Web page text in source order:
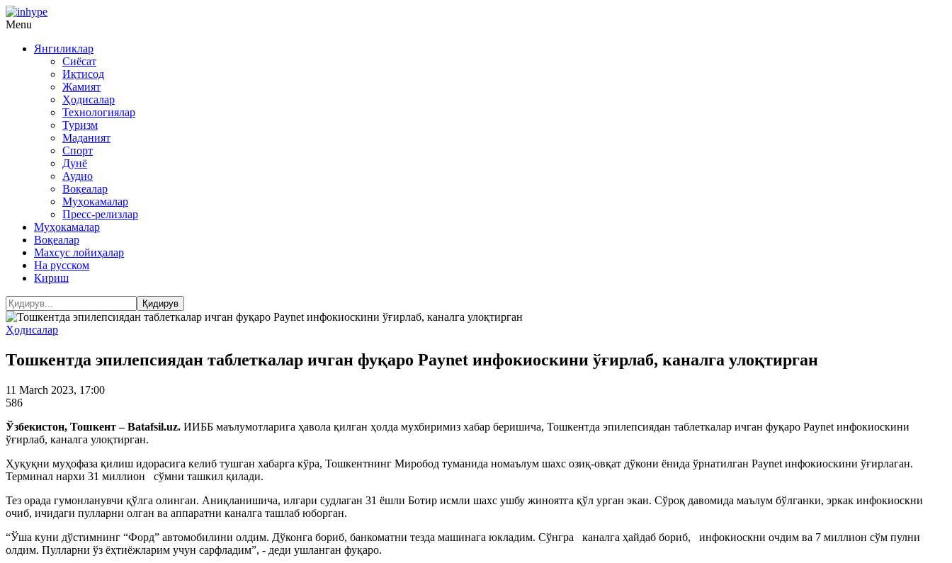
Menu
Янгиликлар
Сиёсат
Иқтисод
Жамият
Ҳодисалар
Технологиялар
Туризм
Маданият
Спорт
Дунё
Аудио
Воқеалар
Муҳокамалар
Пресс-релизлар
Муҳокамалар
Воқеалар
Махсус лойиҳалар
На русском
Кириш
Ҳодисалар
Тошкентда эпилепсиядан таблеткалар ичган фуқаро Paynet инфокиоскини ўғирлаб, каналга улоқтирган
11 March 2023, 17:00
586
Ўзбекистон, Тошкент – Batafsil.uz. ИИББ маълумотларига ҳавола қилган ҳолда мухбиримиз хабар беришича, Тошкентда эпилепсиядан таблеткалар ичган фуқаро Paynet инфокиоскини
ўғирлаб, каналга улоқтирган.
Ҳуқуқни муҳофаза қилиш идорасига келиб тушган хабарга кўра, Тошкентнинг Миробод туманида номаълум шахс озиқ-овқат дўкони ёнида ўрнатилган Paynet инфокиоскини ўғирлаган.
Терминал нархи 31 миллион сўмни ташкил қилади.
Тез орада гумонланувчи қўлга олинган. Аниқланишича, илгари судлаган 31 ёшли Ботир исмли шахс ушбу жиноятга қўл урган экан. Сўроқ давомида маълум бўлганки, эркак инфокиоскни
очиб, ичидаги пулларни олган ва аппаратни каналга ташлаб юборган.
“Ўша куни дўстимнинг “Форд” автомобилини олдим. Дўконга бориб, банкоматни тезда машинага юкладим. Сўнгра каналга ҳайдаб бориб, инфокиоскни очдим ва 7 миллион сўм пулни
олдим. Пулларни ўз ёҳтиёжларим учун сарфладим”, - деди ушланган фуқаро.